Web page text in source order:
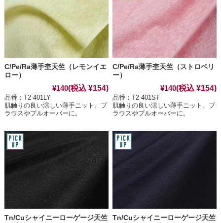
C/Pe/Ra薄手杢天竺（レモンイエ
ロー）
¥140(税込 ¥154)
品番：T2-401LY
肌触りの良い涼しい薄手ニット。ブ
ラウスやプルオーバーに。
C/Pe/Ra薄手杢天竺（ストロベリ
ー）
¥140(税込 ¥154)
品番：T2-401ST
肌触りの良い涼しい薄手ニット。ブ
ラウスやプルオーバーに。
Tn/Cuシャイニーローゲージ天竺
Tn/Cuシャイニーローゲージ天竺